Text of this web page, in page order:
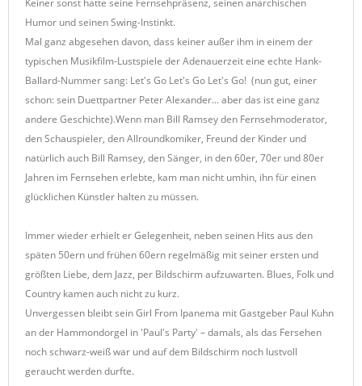
Keiner sonst hatte seine Fernsehpräsenz, seinen anarchischen
Humor und seinen Swing-Instinkt.
Mal ganz abgesehen davon, dass keiner außer ihm in einem der
typischen Musikfilm-Lustspiele der Adenauerzeit eine echte Hank-
Ballard-Nummer sang: Let's Go Let's Go Let's Go! (nun gut, einer
schon: sein Duettpartner Peter Alexander... aber das ist eine ganz
andere Geschichte).Wenn man Bill Ramsey den Fernsehmoderator,
den Schauspieler, den Allroundkomiker, Freund der Kinder und
natürlich auch Bill Ramsey, den Sänger, in den 60er, 70er und 80er
Jahren im Fernsehen erlebte, kam man nicht umhin, ihn für einen
glücklichen Künstler halten zu müssen.
Immer wieder erhielt er Gelegenheit, neben seinen Hits aus den
späten 50ern und frühen 60ern regelmäßig mit seiner ersten und
größten Liebe, dem Jazz, per Bildschirm aufzuwarten. Blues, Folk und
Country kamen auch nicht zu kurz.
Unvergessen bleibt sein Girl From Ipanema mit Gastgeber Paul Kuhn
an der Hammondorgel in 'Paul's Party' – damals, als das Fersehen
noch schwarz-weiß war und auf dem Bildschirm noch lustvoll
geraucht werden durfte.